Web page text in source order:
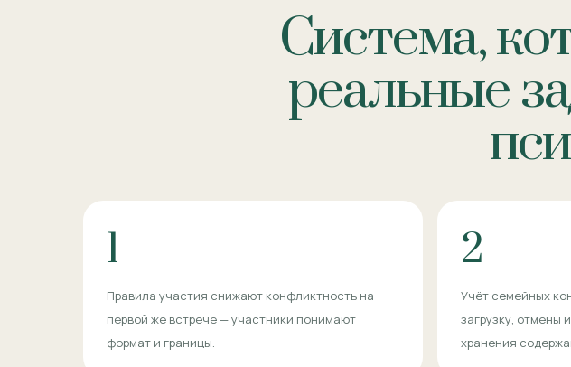
Система,
реальные
1
Правила участия снижают конфликтность на
первой же встрече — участники понимают
формат и границы.
2
Учёт семейных
загрузку, отмены
хранения